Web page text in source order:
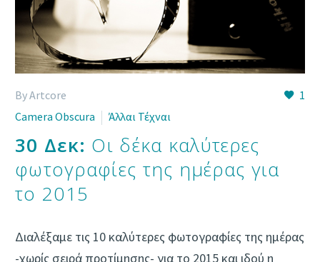
1
By Artcore
Camera Obscura
Άλλαι Τέχναι
30 Δεκ: Οι δέκα καλύτερες
φωτογραφίες της ημέρας για
το 2015
Διαλέξαμε τις 10 καλύτερες φωτογραφίες της ημέρας
-χωρίς σειρά προτίμησης- για το 2015 και ιδού η